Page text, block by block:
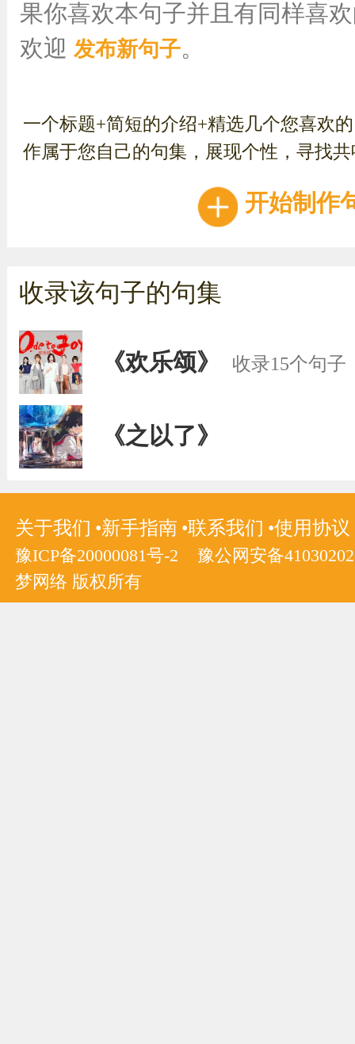
果你喜欢本句子并且有同样喜
欢迎 发布新句子。
一个标题+简短的介绍+精选几个您喜欢
作属于您自己的句集，展现个性，寻找
开始制作
收录该句子的句集
《欢乐颂》 收录15个句子
《之以了》
关于我们 新手指南 联系我们 使用协议
豫ICP备20000081号-2
豫公网安备
梦网络 版权所有